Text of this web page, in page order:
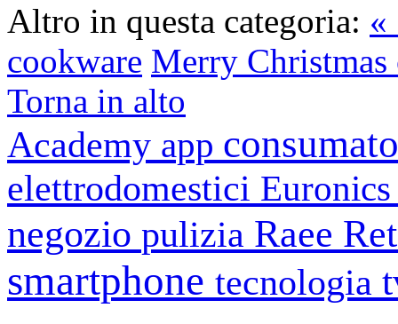
Altro in questa categoria: «
cookware Merry Christmas
Torna in alto
Academy app
elettrodomestici
negozio pulizia Raee
smartphone tecnologia